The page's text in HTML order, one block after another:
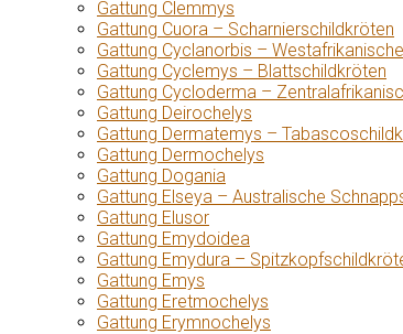
Gattung Clemmys
Gattung Cuora – Scharnierschildkröten
Gattung Cyclanorbis –
Gattung Cyclemys – Blattschildkröten
Gattung Cycloderma –
Gattung Deirochelys
Gattung Dermatemys –
Gattung Dermochelys
Gattung Dogania
Gattung Elseya – Australische
Gattung Elusor
Gattung Emydoidea
Gattung Emydura –
Gattung Emys
Gattung Eretmochelys
Gattung Erymnochelys